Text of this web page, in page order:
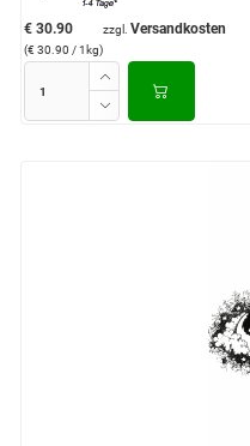
€ 30.90
(€ 30.90 / 1kg)
zzgl. Versandkosten